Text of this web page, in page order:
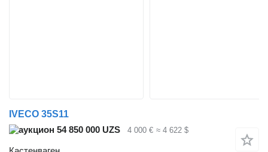
IVECO 35S11
54 850 000 UZS
4 000 € ≈ 4 622 $